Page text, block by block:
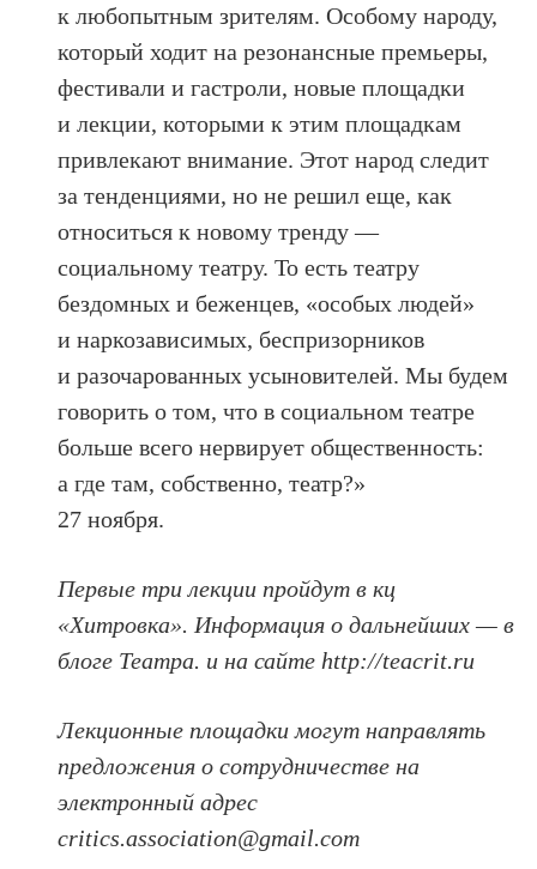
к любопытным зрителям. Особому народу,
который ходит на резонансные премьеры,
фестивали и гастроли, новые площадки
и лекции, которыми к этим площадкам
привлекают внимание. Этот народ следит
за тенденциями, но не решил еще, как
относиться к новому тренду —
социальному театру. То есть театру
бездомных и беженцев, «особых людей»
и наркозависимых, беспризорников
и разочарованных усыновителей. Мы будем
говорить о том, что в социальном театре
больше всего нервирует общественность:
а где там, собственно, театр?»
27 ноября.
Первые три лекции пройдут в кц
«Хитровка». Информация о дальнейших — в
блоге Театра. и на сайте http://teacrit.ru
Лекционные площадки могут направлять
предложения о сотрудничестве на
электронный адрес
critics.association@gmail.com